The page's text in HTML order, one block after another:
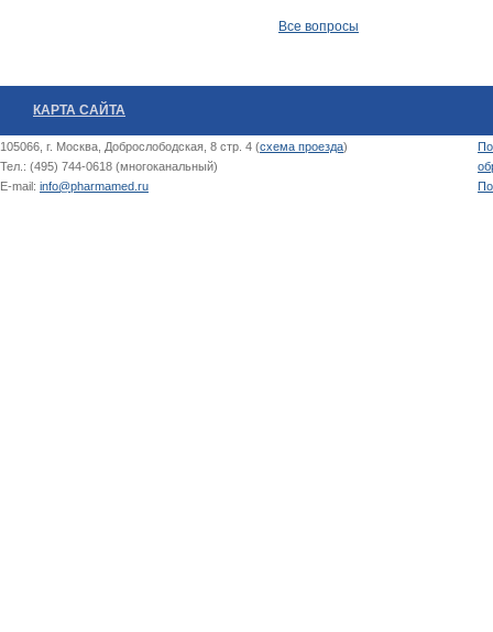
Все вопросы
КАРТА САЙТА
105066, г. Москва, Доброслободская, 8 стр. 4 (схема проезда)
Тел.: (495) 744-0618 (многоканальный)
E-mail: info@pharmamed.ru